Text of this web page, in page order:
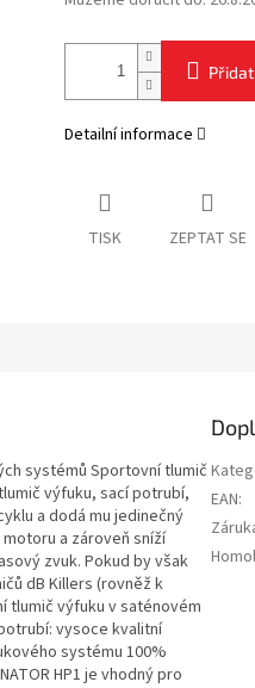
Detailní informace
TISK ZEPTAT SE
systémů Sportovní tlumič
tlumič výfuku, sací potrubí,
a dodá mu jedinečný
a zároveň sníží
zvuk. Pokud by však
dB Killers (rovněž k
tlumič výfuku v saténovém
vysoce kvalitní
systému 100%
HP1 je vhodný pro
EAN: